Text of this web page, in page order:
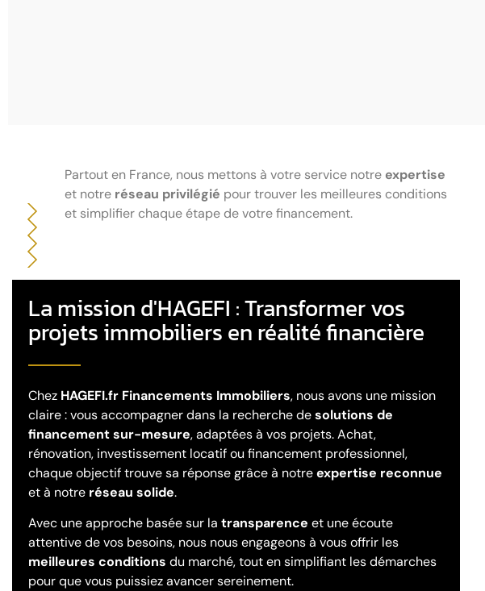
Partout en France, nous mettons à votre service notre expertise
et notre réseau privilégié pour trouver les meilleures conditions
et simplifier chaque étape de votre financement.
La mission d'HAGEFI : Transformer vos
projets immobiliers en réalité financière
Chez HAGEFI.fr Financements Immobiliers, nous avons une mission
claire : vous accompagner dans la recherche desolutions de
financement sur-mesure, adaptées à vos projets. Achat,
rénovation, investissement locatif ou financement professionnel,
chaque objectif trouve sa réponse grâce à notreexpertise reconnue
et à notre réseau solide.
Avec une approche basée sur la transparence et une écoute
attentive de vos besoins, nous nous engageons à vous offrir les
meilleures conditions du marché, tout en simplifiant les démarches
pour que vous puissiez avancer sereinement.